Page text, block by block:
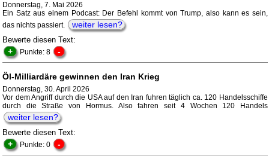
Donnerstag, 7. Mai 2026
Ein Satz aus einem Podcast: Der Befehl kommt von Trump, also kann es sein,
das nichts passiert.
weiter lesen?
Bewerte diesen Text:
+ Punkte: 8 -
Öl-Milliardäre gewinnen den Iran Krieg
Donnerstag, 30. April 2026
Vor dem Angriff durch die USA auf den Iran fuhren täglich ca. 120 Handelsschiffe
durch die Straße von Hormus. Also fahren seit 4 Wochen 120 Handels
weiter lesen?
Bewerte diesen Text:
+ Punkte: 0 -